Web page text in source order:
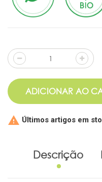
ADICIONAR AO
 Últimos artigos em
Descrição